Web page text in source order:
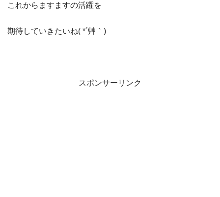
これからますますの活躍を
期待していきたいね( *´艸｀)
スポンサーリンク